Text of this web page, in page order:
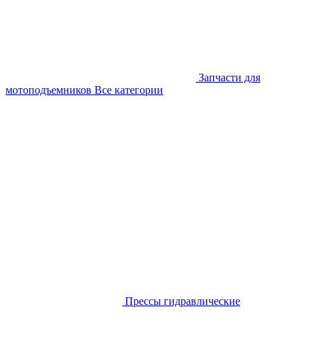
Запчасти для
мотоподъемников Все категории
Прессы гидравлические